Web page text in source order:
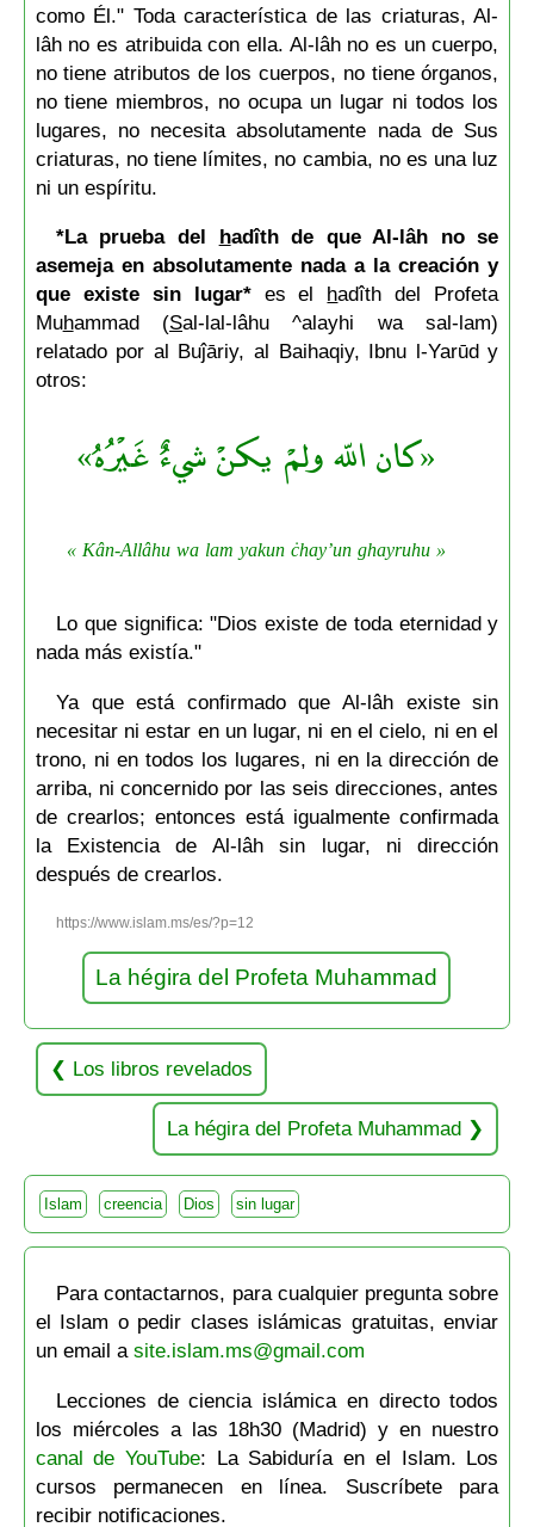
como Él." Toda característica de las criaturas, Al-
lâh no es atribuida con ella. Al-lâh no es un cuerpo,
no tiene atributos de los cuerpos, no tiene órganos,
no tiene miembros, no ocupa un lugar ni todos los
lugares, no necesita absolutamente nada de Sus
criaturas, no tiene límites, no cambia, no es una luz
ni un espíritu.
*La prueba del hadîth de que Al-lâh no se
asemeja en absolutamente nada a la creación y
que existe sin lugar*es el hadîth del Profeta
Muhammad (Sal-lal-lâhu ^alayhi wa sal-lam)
relatado por al Buĵāriy, al Baihaqiy, Ibnu l-Yarūd y
otros:
«كان اللّه ولمْ يكنْ شيءٌ غَيْرُهُ»
« Kân-Allâhu wa lam yakun ċhay’un ghayruhu »
Lo que significa: "Dios existe de toda eternidad y
nada más existía."
Ya que está confirmado que Al-lâh existe sin
necesitar ni estar en un lugar, ni en el cielo, ni en el
trono, ni en todos los lugares, ni en la dirección de
arriba, ni concernido por las seis direcciones, antes
de crearlos; entonces está igualmente confirmada
la Existencia de Al-lâh sin lugar, ni dirección
después de crearlos.
https://www.islam.ms/es/?p=12
La hégira del Profeta Muhammad
Los libros revelados
La hégira del Profeta Muhammad
Islam creencia Dios sin lugar
Para contactarnos, para cualquier pregunta sobre
el Islam o pedir clases islámicas gratuitas, enviar
un email a site.islam.ms@gmail.com
Lecciones de ciencia islámica en directo todos
los miércoles a las 18h30 (Madrid) y en nuestro
canal de YouTube: La Sabiduría en el Islam. Los
cursos permanecen en línea. Suscríbete para
recibir notificaciones.